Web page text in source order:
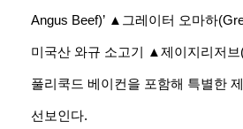
Angus Beef)’ ▲그레이터 오마하
미국산 와규 소고기 ▲제이지리저브
풀리쿡드 베이컨을 포함해 특별한
선보인다.